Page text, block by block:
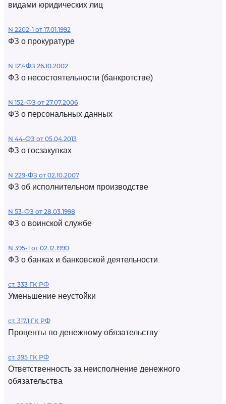
видами юридических лиц
N 2202-1 от 17.01.1992
ФЗ о прокуратуре
N 127-ФЗ 26.10.2002
ФЗ о несостоятельности (банкротстве)
N 152-ФЗ от 27.07.2006
ФЗ о персональных данных
N 44-ФЗ от 05.04.2013
ФЗ о госзакупках
N 229-ФЗ от 02.10.2007
ФЗ об исполнительном производстве
N 53-ФЗ от 28.03.1998
ФЗ о воинской службе
N 395-1 от 02.12.1990
ФЗ о банках и банковской деятельности
ст. 333 ГК РФ
Уменьшение неустойки
ст. 317.1 ГК РФ
Проценты по денежному обязательству
ст. 395 ГК РФ
Ответственность за неисполнение денежного
обязательства